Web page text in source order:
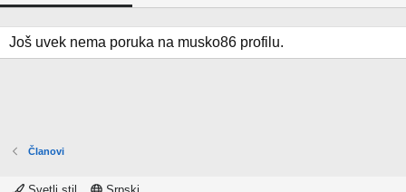
Još uvek nema poruka na musko86 profilu.
Članovi